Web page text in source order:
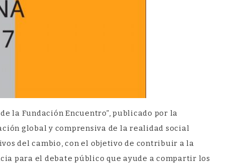
la Fundación Encuentro”, publicado por la
global y comprensiva de la realidad social
del cambio, con el objetivo de contribuir a la
para el debate público que ayude a compartir los